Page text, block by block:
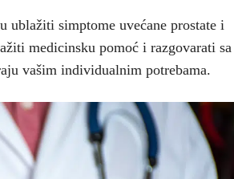
ublažiti simptome uvećane prostate i
medicinsku pomoć i razgovarati sa
vašim individualnim potrebama.